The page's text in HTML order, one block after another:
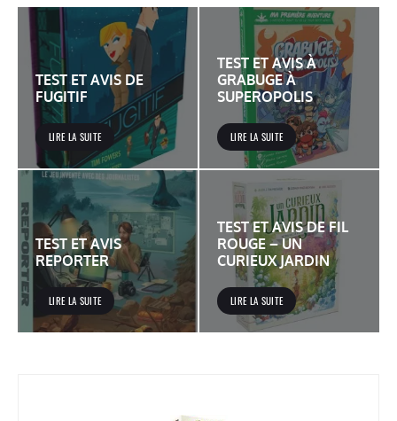
TEST ET AVIS DE
FUGITIF
LIRE LA SUITE
TEST ET AVIS À
GRABUGE À
SUPEROPOLIS
LIRE LA SUITE
TEST ET AVIS
REPORTER
LIRE LA SUITE
TEST ET AVIS DE FIL
ROUGE – UN
CURIEUX JARDIN
LIRE LA SUITE